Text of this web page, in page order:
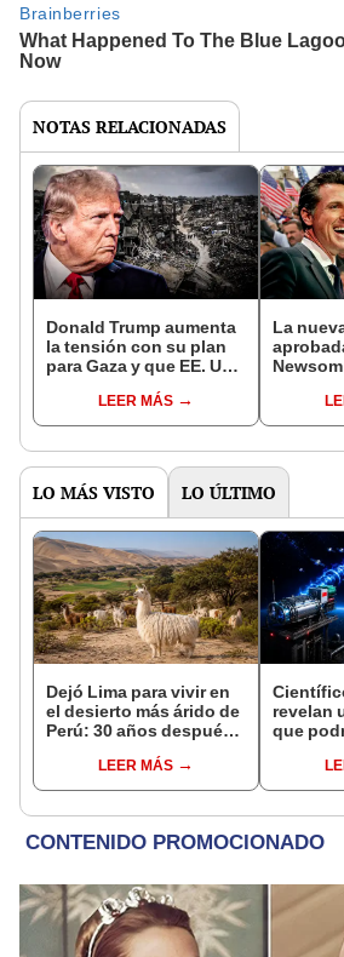
NOTAS RELACIONADAS
Donald Trump aumenta
la tensión con su plan
para Gaza y que EE. UU.
derecho al regreso de
palestinos
LEER MÁS
La
LO MÁS VISTO LO ÚLTIMO
Dejó Lima para vivir en
el desierto más árido de
Perú: 30 años después,
creó un sorprendente
ecosistema
LEER MÁS
revelan
que
afectar
Starlink